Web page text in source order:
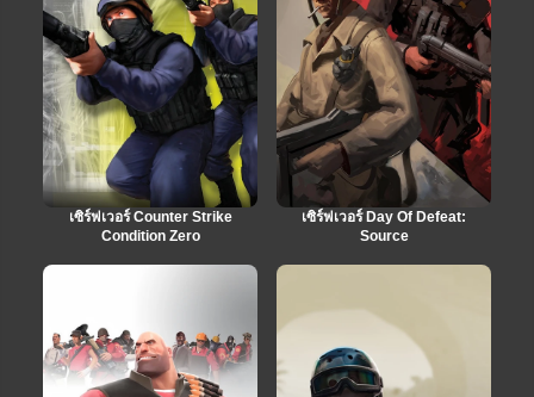
เซิร์ฟเวอร์ Counter Strike
Condition Zero
เซิร์ฟเวอร์ Day Of Defeat:
Source